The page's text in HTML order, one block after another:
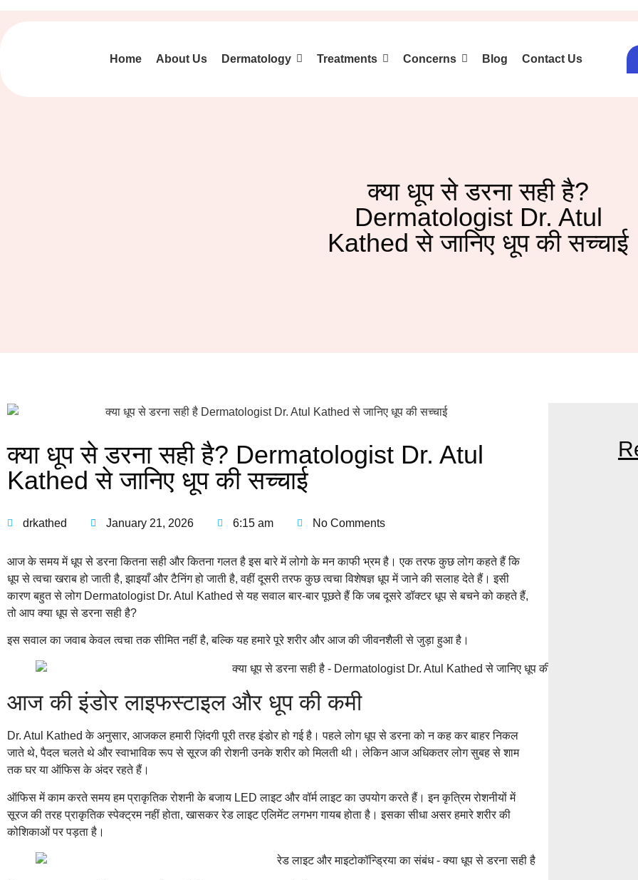
Home About Us Dermatology Treatments Concerns Blog Contact Us
क्या धूप से डरना सही है?
Dermatologist Dr. Atul
Kathed से जानिए धूप की सच्चाई
क्या धूप से डरना सही है? Dermatologist Dr. Atul
Kathed से जानिए धूप की सच्चाई
drkathed January 21, 2026 6:15 am No Comments
आज के समय में धूप से डरना कितना सही और कितना गलत है इस बारे में लोगो के मन काफी भ्रम है। एक तरफ कुछ लोग कहते हैं कि
धूप से त्वचा खराब हो जाती है, झाइयाँ और टैनिंग हो जाती है, वहीं दूसरी तरफ कुछ त्वचा विशेषज्ञ धूप में जाने की सलाह देते हैं। इसी
कारण बहुत से लोग Dermatologist Dr. Atul Kathed से यह सवाल बार-बार पूछते हैं कि जब दूसरे डॉक्टर धूप से बचने को कहते हैं,
तो आप क्या धूप से डरना सही है?
इस सवाल का जवाब केवल त्वचा तक सीमित नहीं है, बल्कि यह हमारे पूरे शरीर और आज की जीवनशैली से जुड़ा हुआ है।
आज की इंडोर लाइफस्टाइल और धूप की कमी
Dr. Atul Kathed के अनुसार, आजकल हमारी ज़िंदगी पूरी तरह इंडोर हो गई है। पहले लोग धूप से डरना को न कह कर बाहर निकल
जाते थे, पैदल चलते थे और स्वाभाविक रूप से सूरज की रोशनी उनके शरीर को मिलती थी। लेकिन आज अधिकतर लोग सुबह से शाम
तक घर या ऑफिस के अंदर रहते हैं।
ऑफिस में काम करते समय हम प्राकृतिक रोशनी के बजाय LED लाइट और वॉर्म लाइट का उपयोग करते हैं। इन कृत्रिम रोशनीयों में
सूरज की तरह प्राकृतिक स्पेक्ट्रम नहीं होता, खासकर रेड लाइट एलिमेंट लगभग गायब होता है। इसका सीधा असर हमारे शरीर की
कोशिकाओं पर पड़ता है।